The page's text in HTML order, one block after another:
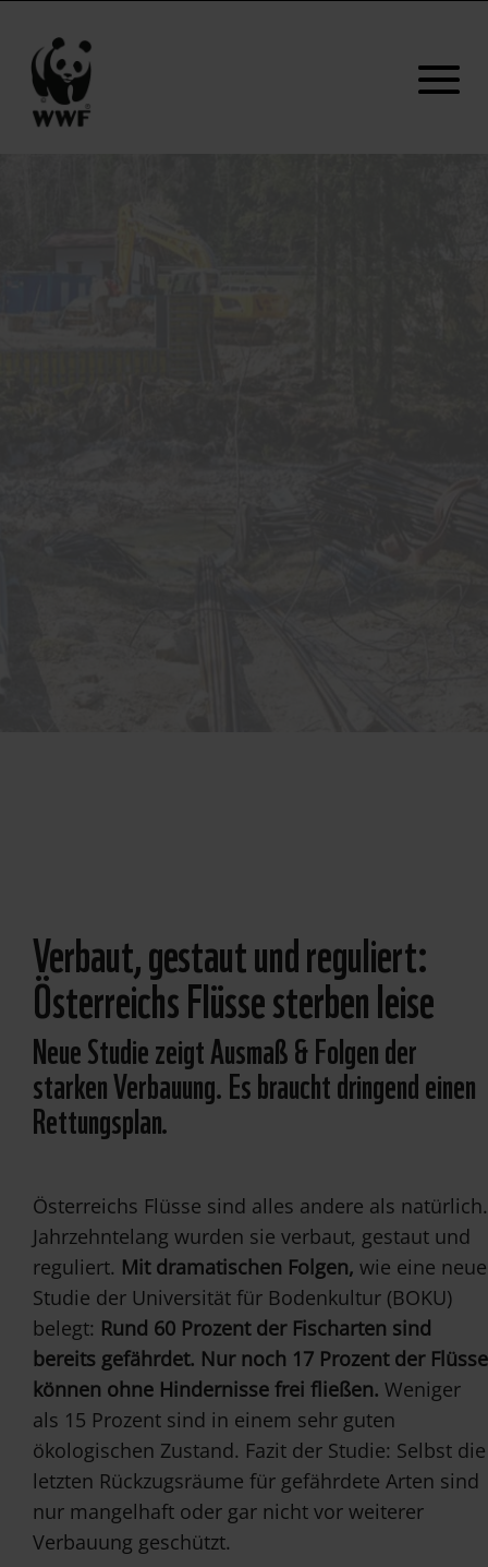
Verbaut, gestaut und reguliert:
Österreichs Flüsse sterben leise
Neue Studie zeigt Ausmaß & Folgen der
starken Verbauung. Es braucht dringend einen
Rettungsplan.
Österreichs Flüsse sind alles andere als natürlich.
Jahrzehntelang wurden sie verbaut, gestaut und
reguliert. Mit dramatischen Folgen, wie eine neue
Studie der Universität für Bodenkultur (BOKU)
belegt: Rund 60 Prozent der Fischarten sind
bereits gefährdet. Nur noch 17 Prozent der Flüsse
können ohne Hindernisse frei fließen. Weniger
als 15 Prozent sind in einem sehr guten
ökologischen Zustand. Fazit der Studie: Selbst die
letzten Rückzugsräume für gefährdete Arten sind
nur mangelhaft oder gar nicht vor weiterer
Verbauung geschützt.